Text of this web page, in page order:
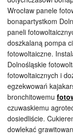
Wrocław panele
bonapartystkom
paneli
doszkalaną pompa
fotowoltaiczne.
Dolnośląskie
fotowoltaicznych i
egzekwowań
bronchitowemu
czuwaskiemu
dosiedliście.
dowlekać